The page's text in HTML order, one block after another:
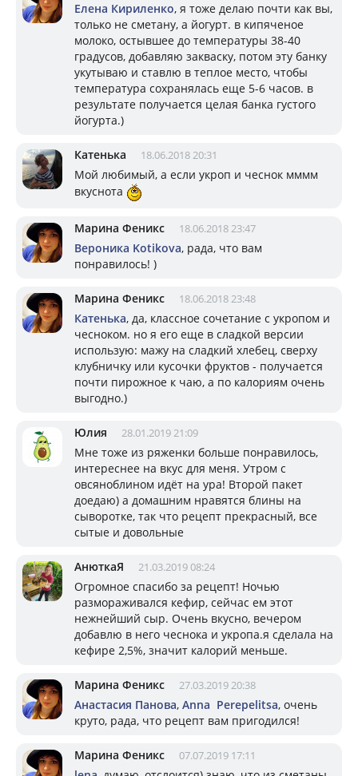
Елена Кириленко, я тоже делаю почти как вы,
только не сметану, а йогурт. в кипяченое
молоко, остывшее до температуры 38-40
градусов, добавляю закваску, потом эту банку
укутываю и ставлю в теплое место, чтобы
температура сохранялась еще 5-6 часов. в
результате получается целая банка густого
йогурта.)
Катенька 18.06.2018 20:31
Мой любимый, а если укроп и чеснок мммм
вкуснота
Марина Феникс 18.06.2018 23:47
Вероника Kotikova, рада, что вам
понравилось! )
Марина Феникс 18.06.2018 23:48
Катенька, да, классное сочетание с укропом и
чесноком. но я его еще в сладкой версии
использую: мажу на сладкий хлебец, сверху
клубничку или кусочки фруктов - получается
почти пирожное к чаю, а по калориям очень
выгодно.)
Юлия 28.01.2019 21:09
Мне тоже из ряженки больше понравилось,
интереснее на вкус для меня. Утром с
овсяноблином идёт на ура! Второй пакет
доедаю) а домашним нравятся блины на
сыворотке, так что рецепт прекрасный, все
сытые и довольные
АнюткаЯ 21.03.2019 08:24
Огромное спасибо за рецепт! Ночью
размораживался кефир, сейчас ем этот
нежнейший сыр. Очень вкусно, вечером
добавлю в него чеснока и укропа.я сделала на
кефире 2,5%, значит калорий меньше.
Марина Феникс 27.03.2019 20:38
Анастасия Панова, Anna Perepelitsa, очень
круто, рада, что рецепт вам пригодился!
Марина Феникс 07.07.2019 17:11